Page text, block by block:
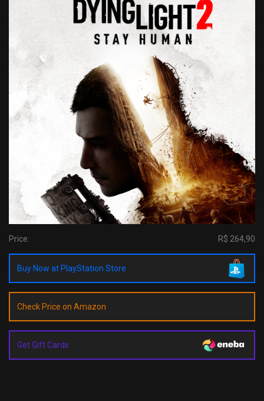
Price: R$ 264,90
Buy Now at PlayStation Store
Check Price on Amazon
Get Gift Cards